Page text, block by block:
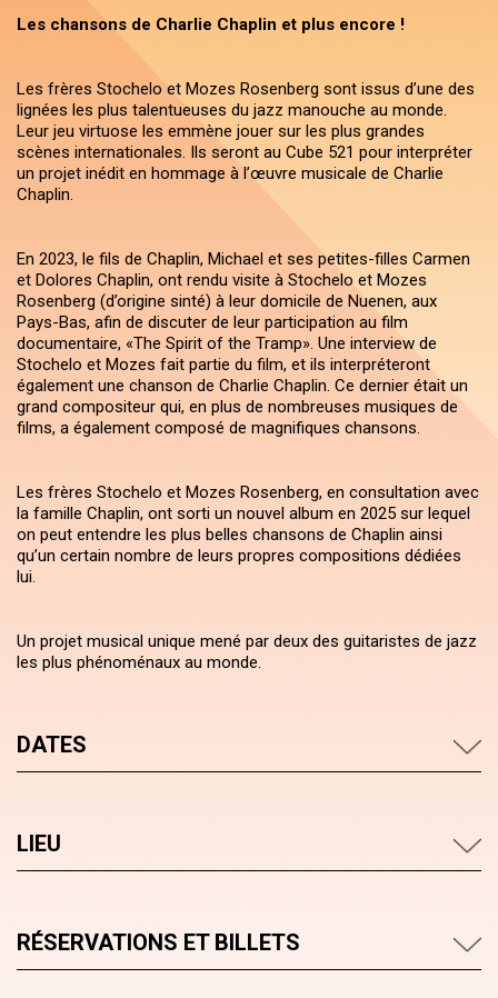
Les chansons de Charlie Chaplin et plus encore !
Les frères Stochelo et Mozes Rosenberg sont issus d’une des
lignées les plus talentueuses du jazz manouche au monde.
Leur jeu virtuose les emmène jouer sur les plus grandes
scènes internationales. Ils seront au Cube 521 pour interpréter
un projet inédit en hommage à l’œuvre musicale de Charlie
Chaplin.
En 2023, le fils de Chaplin, Michael et ses petites-filles Carmen
et Dolores Chaplin, ont rendu visite à Stochelo et Mozes
Rosenberg (d’origine sinté) à leur domicile de Nuenen, aux
Pays-Bas, afin de discuter de leur participation au film
documentaire, «The Spirit of the Tramp». Une interview de
Stochelo et Mozes fait partie du film, et ils interpréteront
également une chanson de Charlie Chaplin. Ce dernier était un
grand compositeur qui, en plus de nombreuses musiques de
films, a également composé de magnifiques chansons.
Les frères Stochelo et Mozes Rosenberg, en consultation avec
la famille Chaplin, ont sorti un nouvel album en 2025 sur lequel
on peut entendre les plus belles chansons de Chaplin ainsi
qu’un certain nombre de leurs propres compositions dédiées
lui.
Un projet musical unique mené par deux des guitaristes de jazz
les plus phénoménaux au monde.
DATES
LIEU
RÉSERVATIONS ET BILLETS